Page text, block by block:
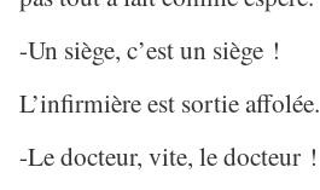
-Un siège, c’est un siège !
L’infirmière est sortie affolée.
-Le docteur, vite, le docteur !